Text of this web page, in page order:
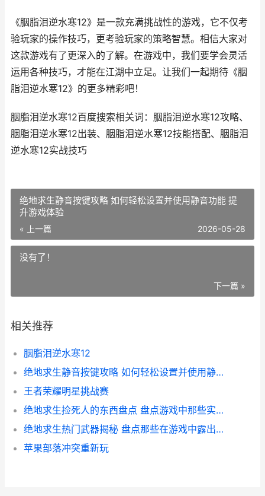
《胭脂泪逆水寒12》是一款充满挑战性的游戏，它不仅考
验玩家的操作技巧，更考验玩家的策略智慧。相信大家对
这款游戏有了更深入的了解。在游戏中，我们要学会灵活
运用各种技巧，才能在江湖中立足。让我们一起期待《胭
脂泪逆水寒12》的更多精彩吧！
胭脂泪逆水寒12百度搜索相关词：胭脂泪逆水寒12攻略、
胭脂泪逆水寒12出装、胭脂泪逆水寒12技能搭配、胭脂泪
逆水寒12实战技巧
绝地求生静音按键攻略 如何轻松设置并使用静音功能 提
升游戏体验
« 上一篇 2026-05-28
没有了！
下一篇 »
相关推荐
胭脂泪逆水寒12
绝地求生静音按键攻略 如何轻松设置并使用静音功能 提升游戏体验
王者荣耀明星挑战赛
绝地求生捡死人的东西盘点 盘点游戏中那些实用物品
绝地求生热门武器揭秘 盘点那些在游戏中露出的绝版装备
苹果部落冲突重新玩